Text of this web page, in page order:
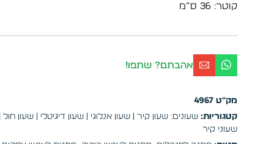
קוטר: 36 ס”מ
אהבתם? שתפו!
מק"ט4967
קטגוריות: שעונים: שעון קיר | שעון אנלוגי | שעון דיגיטלי | שעון
שעוני קיר